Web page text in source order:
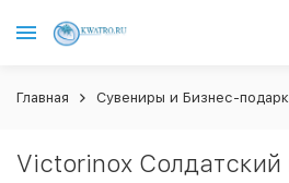
Главная Сувениры и Бизнес-
Victorinox Солдатский